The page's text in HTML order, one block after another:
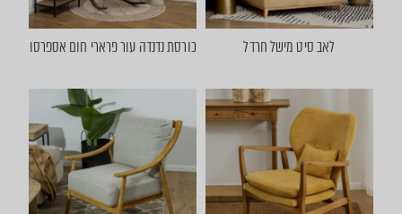
לאב סיט מישל חרדל כורסת נדנדה עור פרארי חום אספרסו